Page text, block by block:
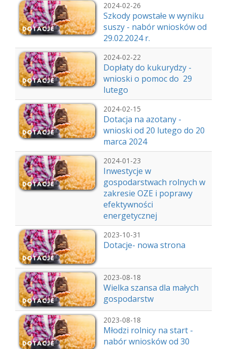
2024-02-26
Szkody powstałe w wyniku
suszy - nabór wniosków od
29.02.2024 r.
2024-02-22
Dopłaty do kukurydzy -
wnioski o pomoc do 29
lutego
2024-02-15
Dotacja na azotany -
wnioski od 20 lutego do 20
marca 2024
2024-01-23
Inwestycje w
gospodarstwach rolnych w
zakresie OZE i poprawy
efektywności
energetycznej
2023-10-31
Dotacje- nowa strona
2023-08-18
Wielka szansa dla małych
gospodarstw
2023-08-18
Młodzi rolnicy na start -
nabór wniosków od 30